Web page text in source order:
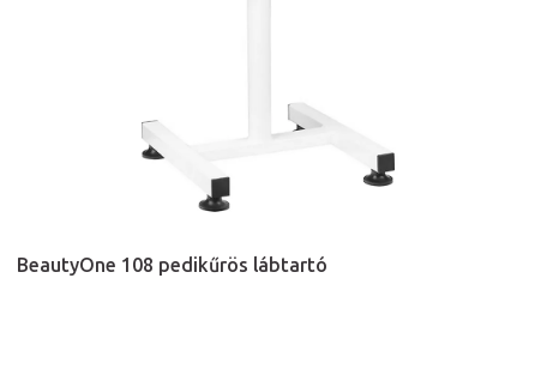
BeautyOne 108 pedikűrös lábtartó